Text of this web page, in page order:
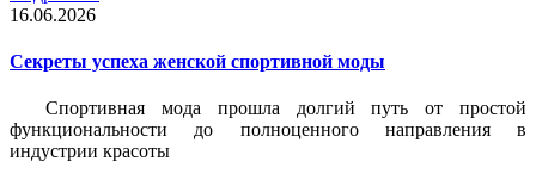
16.06.2026
Секреты успеха женской спортивной моды
Спортивная мода прошла долгий путь от простой
функциональности до полноценного направления в
индустрии красоты